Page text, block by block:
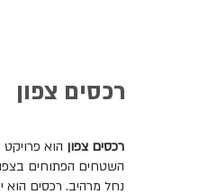
רכסים צפון
רכסים צפון הוא
השטחים הפתוחים
נחל מרהיב. רכסים הוא